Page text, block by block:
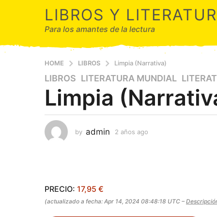
LIBROS Y
Para los amantes de la lectura
HOME LIBROS Limpia (Narrativa)
2
a
ñ
s
a
ñ
o
LIBROS ,LITERATURA MUNDIAL ,
Limpia
by admin 2 años ago
PRECIO: 17,95 €
(actualizado a fecha: Apr 14, 2024 08:48:18 UTC –